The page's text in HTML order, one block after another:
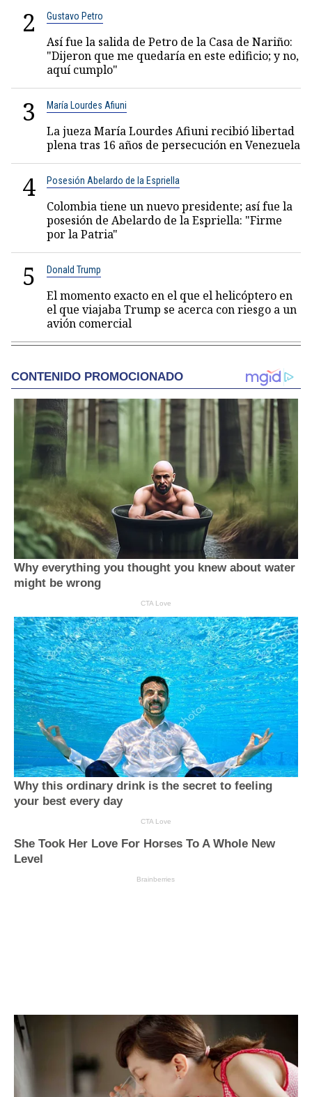
2 Gustavo Petro
Así fue la salida de Petro de la Casa de Nariño:
"Dijeron que me quedaría en este edificio; y no,
aquí cumplo"
3 María Lourdes Afiuni
La jueza María Lourdes Afiuni recibió libertad
plena tras 16 años de persecución en Venezuela
4 Posesión Abelardo de la Espriella
Colombia tiene un nuevo presidente; así fue la
posesión de Abelardo de la Espriella: "Firme
por la Patria"
5 Donald Trump
El momento exacto en el que el helicóptero en
el que viajaba Trump se acerca con riesgo a un
avión comercial